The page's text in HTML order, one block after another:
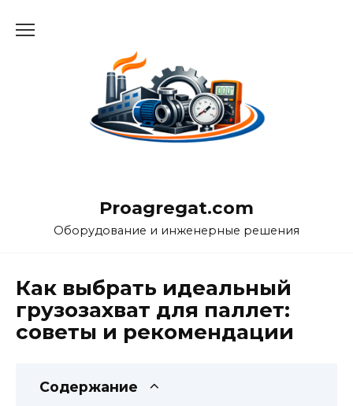
Proagregat.com
Оборудование и инженерные решения
Как выбрать идеальный
грузозахват для паллет:
советы и рекомендации
Содержание